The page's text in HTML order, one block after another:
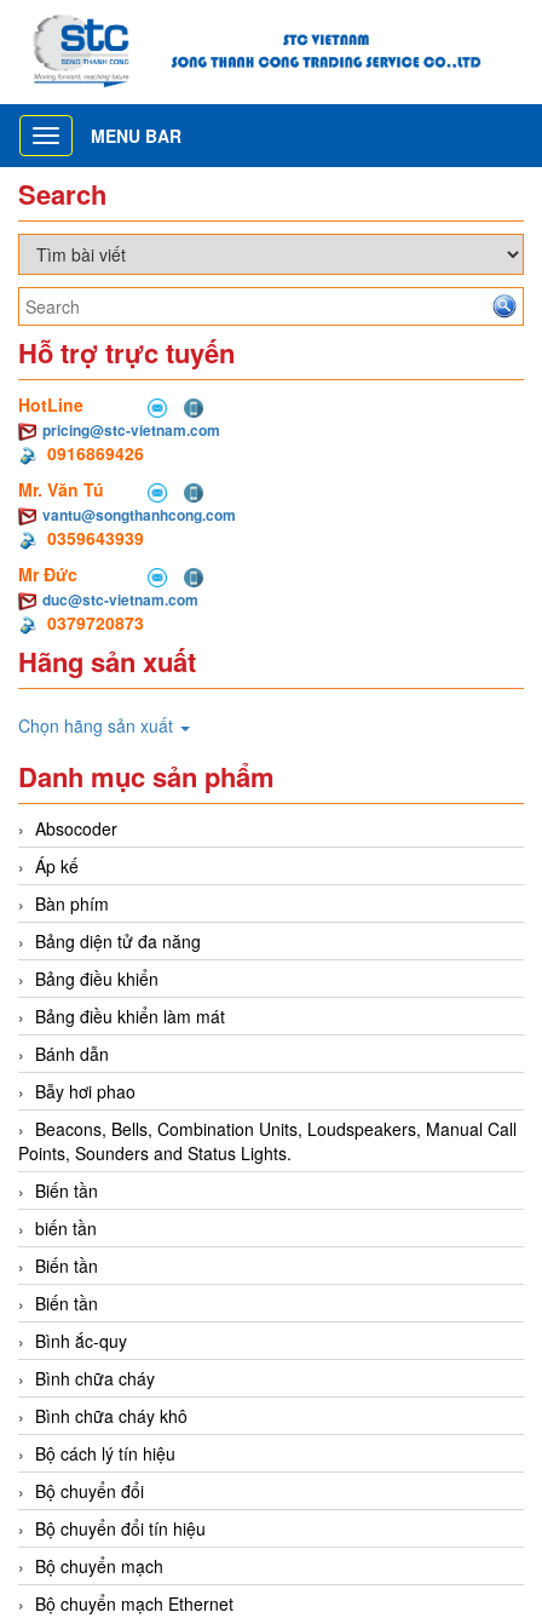
Toggle
navigation
MENU BAR
Search
Hỗ trợ trực tuyến
HotLine
pricing@stc-vietnam.com
0916869426
Mr. Văn Tú
vantu@songthanhcong.com
0359643939
Mr Đức
duc@stc-vietnam.com
0379720873
Hãng sản xuất
Chọn hãng sản xuất
Danh mục sản phẩm
Absocoder
Áp kế
Bàn phím
Bảng diện tử đa năng
Bảng điều khiển
Bảng điều khiển làm mát
Bánh dẫn
Bẫy hơi phao
Beacons, Bells, Combination Units, Loudspeakers, Manual Call
Points, Sounders and Status Lights.
Biến tần
biến tần
Biến tần
Biến tần
Bình ắc-quy
Bình chữa cháy
Bình chữa cháy khô
Bộ cách lý tín hiệu
Bộ chuyển đổi
Bộ chuyển đổi tín hiệu
Bộ chuyển mạch
Bộ chuyển mạch Ethernet